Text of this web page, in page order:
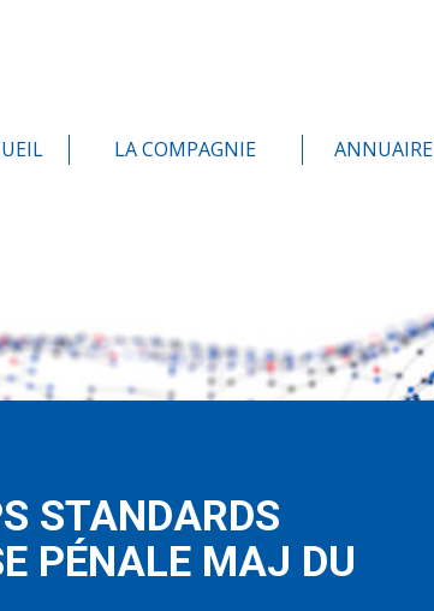
LA COMPAGNIE ANNUAIRE
STANDARDS
PÉNALE MAJ DU